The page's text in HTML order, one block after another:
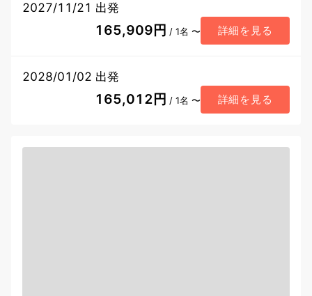
2027/11/21 出発
165,909円 / 1名 〜 詳細を見る
2028/01/02 出発
165,012円 / 1名 〜 詳細を見る